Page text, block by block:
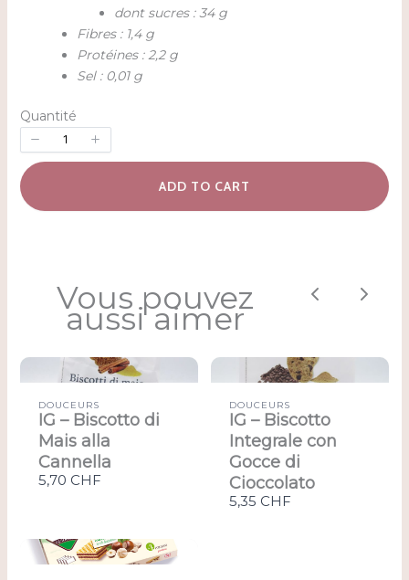
dont sucres : 34 g
Fibres : 1,4 g
Protéines : 2,2 g
Sel : 0,01 g
Quantité
ADD TO CART
Vous pouvez
aussi aimer Previous
Next
DOUCEURS
IG – Biscotto di
Mais alla
Cannella
5,70 CHF
DOUCEURS
IG – Biscotto
Integrale con
Gocce di
Cioccolato
5,35 CHF